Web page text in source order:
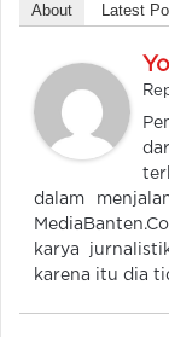
About Latest
dalam
karya
karena itu dia